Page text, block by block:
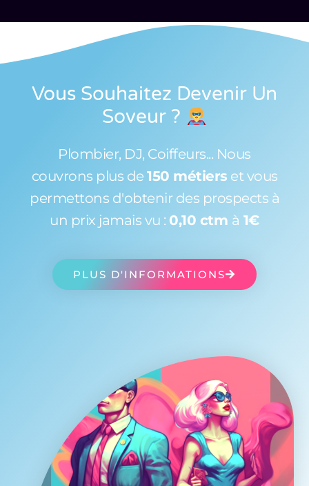
Vous Souhaitez Devenir Un
Soveur ?
Plombier, DJ, Coiffeurs... Nous
couvrons plus de 150 métiers et vous
permettons d'obtenir des prospects à
un prix jamais vu : 0,10 ctm à 1€
PLUS D'INFORMATIONS